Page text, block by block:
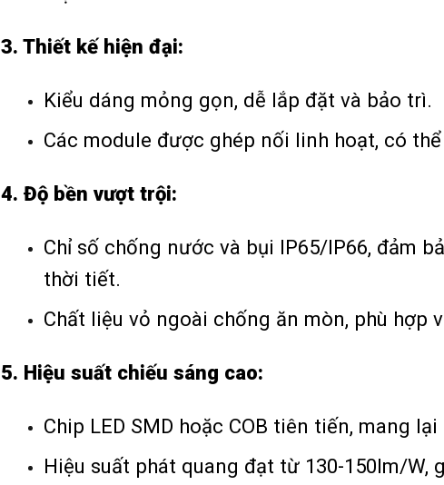
3. Thiết kế hiện đại:
Kiểu dáng mỏng gọn, dễ lắp đặt và bảo trì.
Các module được ghép nối linh hoạt, có
4. Độ bền vượt trội:
Chỉ số chống nước và bụi IP65/IP66, đảm
thời tiết.
Chất liệu vỏ ngoài chống ăn mòn, phù hợp
5. Hiệu suất chiếu sáng cao:
Chip LED SMD hoặc COB tiên tiến, mang
Hiệu suất phát quang đạt từ 130-150lm/